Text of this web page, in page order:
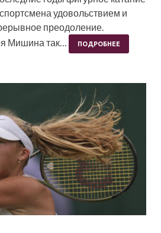
удовольствием и
преодоление.
Мишина так…
ПОДРОБНЕЕ